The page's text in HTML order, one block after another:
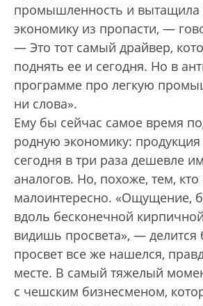
промышленность и вытащила
экономику из пропасти, —
— Это тот самый драйвер,
поднять ее и сегодня. Но в
программе про легкую
ни слова».
Ему бы сейчас самое время
родную экономику:
сегодня в три раза дешевле
аналогов. Но, похоже, тем, кто
малоинтересно. «Ощущение,
вдоль бесконечной
видишь просвета», — делится
просвет все же нашелся,
месте. В самый тяжелый
с чешским бизнесменом,